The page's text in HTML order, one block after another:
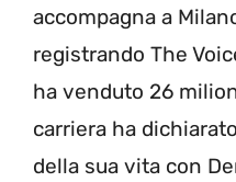
accompagna a
registrando The
ha venduto 26
carriera ha
della sua vita con